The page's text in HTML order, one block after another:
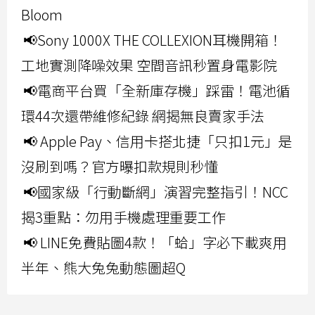
Bloom
📢Sony 1000X THE COLLEXION耳機開箱！
工地實測降噪效果 空間音訊秒置身電影院
📢電商平台買「全新庫存機」踩雷！電池循
環44次還帶維修紀錄 網揭無良賣家手法
📢 Apple Pay、信用卡搭北捷「只扣1元」是
沒刷到嗎？官方曝扣款規則秒懂
📢國家級「行動斷網」演習完整指引！NCC
揭3重點：勿用手機處理重要工作
📢 LINE免費貼圖4款！「蛤」字必下載爽用
半年、熊大兔兔動態圖超Q